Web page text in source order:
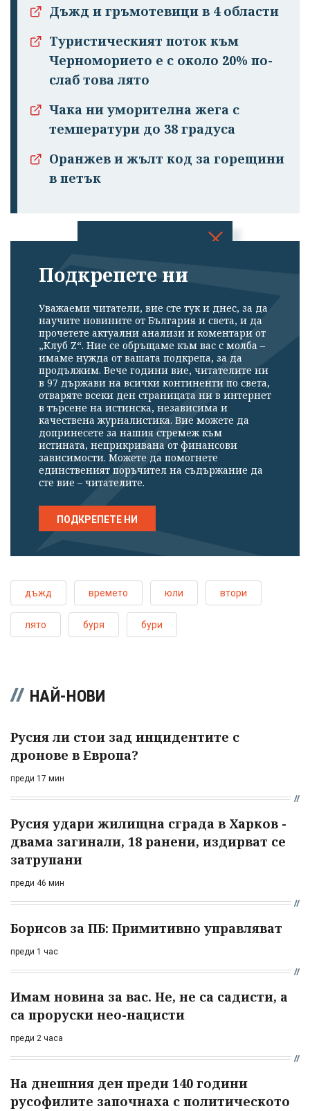
излязохте от
профила си!
Дъжд и гръмотевици в 4 области
Туристическият поток към
Черноморието е с около 20% по-
слаб това лято
Чака ни уморителна жега с
температури до 38 градуса
Оранжев и жълт код за горещини
в петък
Подкрепете ни
Уважаеми читатели, вие сте тук и днес, за да
научите новините от България и света, и да
прочетете актуални анализи и коментари от
„Клуб Z“. Ние се обръщаме към вас с молба –
имаме нужда от вашата подкрепа, за да
продължим. Вече години вие, читателите ни
в 97 държави на всички континенти по света,
отваряте всеки ден страницата ни в интернет
в търсене на истинска, независима и
качествена журналистика. Вие можете да
допринесете за нашия стремеж към
истината, неприкривана от финансови
зависимости. Можете да помогнете
единственият поръчител на съдържание да
сте вие – читателите.
ПОДКРЕПЕТЕ НИ
дъжд времето юли втори
лято буря бури
НАЙ-НОВИ
Русия ли стои зад инцидентите с
дронове в Европа?
преди 17 мин
Русия удари жилищна сграда в Харков -
двама загинали, 18 ранени, издирват се
затрупани
преди 46 мин
Борисов за ПБ: Примитивно управляват
преди 1 час
Имам новина за вас. Не, не са садисти, а
са проруски нео-нацисти
преди 2 часа
На днешния ден преди 140 години
русофилите започнаха с политическото